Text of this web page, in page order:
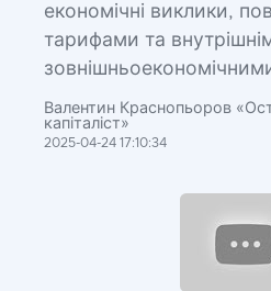
економічні виклики,
тарифами та
Валентин Краснопьоров
капіталіст»
2025-04-24 17:10:34